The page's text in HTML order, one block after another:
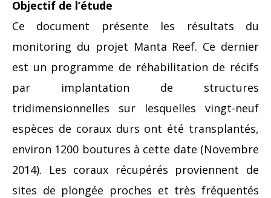
Objectif de l’étude
Ce document présente les résultats du
monitoring du projet Manta Reef. Ce dernier
est un programme de réhabilitation de récifs
par implantation de structures
tridimensionnelles sur lesquelles vingt-neuf
espèces de coraux durs ont été transplantés,
environ 1200 boutures à cette date (Novembre
2014). Les coraux récupérés proviennent de
sites de plongée proches et très fréquentés